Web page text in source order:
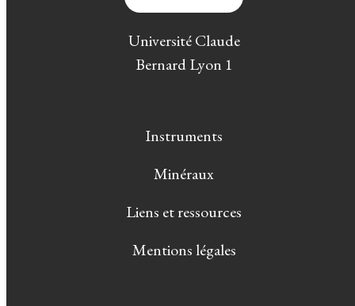
Université Claude
Bernard Lyon 1
Instruments
Minéraux
Liens et ressources
Mentions légales